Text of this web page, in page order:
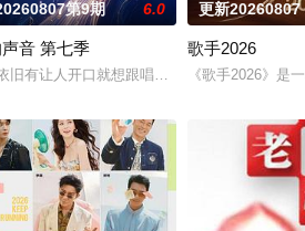
快闪店为场景的真人秀。
第9期 6.0
音 第七季
旧有让人开口就想跟唱的歌，有意想不到的
更新20260807
歌手2026
《歌手2026》是